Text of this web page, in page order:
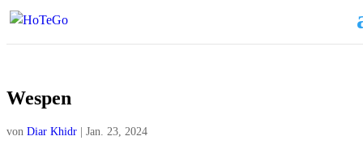
Wespen
von Diar Khidr Jan. 23, 2024